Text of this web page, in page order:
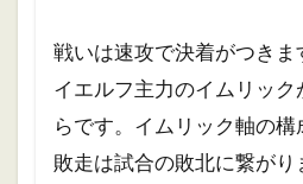
戦いは速攻で決着がつき
イエルフ主力のイムリッ
らです。 イムリック軸の
敗走は試合の敗北に繋が